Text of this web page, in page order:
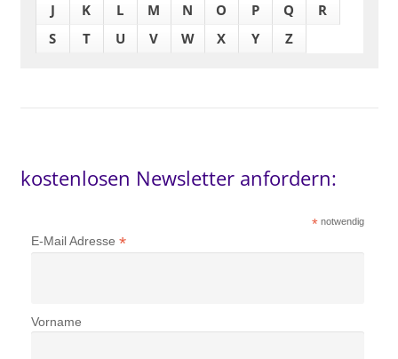
J
K L M N O P Q
R
S
T U V W X Y Z
kostenlosen Newsletter anfordern:
*notwendig
E-Mail Adresse *
Vorname